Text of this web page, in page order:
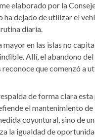
elaborado por la
ha dejado de utilizar el
diaria.
en las islas no
Allí, el abandono del
reconoce que comenzó a
de forma clara
el mantenimiento
coyuntural, sino de
la igualdad de